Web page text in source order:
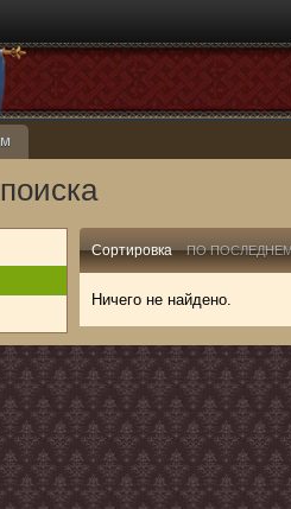
Сортировка ПО
Ничего не найдено.